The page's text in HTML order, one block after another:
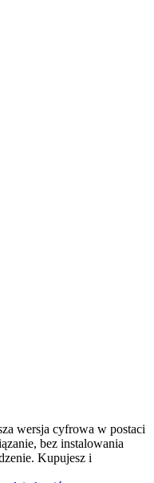
wersja cyfrowa w postaci
bez instalowania
Kupujesz i